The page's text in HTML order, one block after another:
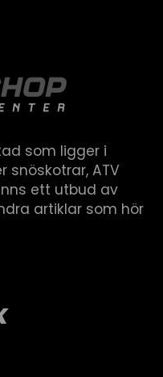
som ligger i
snöskotrar, ATV
ett utbud av
artiklar som hör